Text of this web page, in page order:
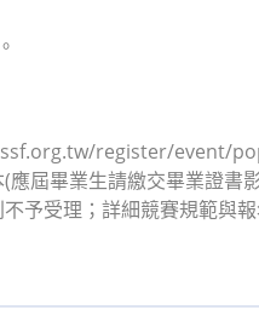
register/event/
屆畢業生請繳交畢業證書
予受理；詳細競賽規範與